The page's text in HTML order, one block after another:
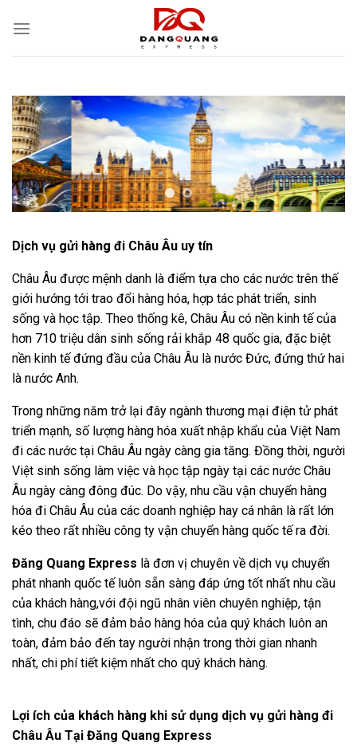
Dịch vụ gửi hàng đi Châu Âu uy tín
Châu Âu được mệnh danh là điểm tựa cho các nước trên thế
giới hướng tới trao đổi hàng hóa, hợp tác phát triển, sinh
sống và học tập. Theo thống kê, Châu Âu có nền kinh tế của
hơn 710 triệu dân sinh sống rải khắp 48 quốc gia, đặc biệt
nền kinh tế đứng đầu của Châu Âu là nước Đức, đứng thứ hai
là nước Anh.
Trong những năm trở lại đây ngành thương mại điện tử phát
triển mạnh, số lượng hàng hóa xuất nhập khẩu của Việt Nam
đi các nước tại Châu Âu ngày càng gia tăng. Đồng thời, người
Việt sinh sống làm việc và học tập ngày tại các nước Châu
Âu ngày càng đông đúc. Do vậy, nhu cầu vận chuyển hàng
hóa đi Châu Âu của các doanh nghiệp hay cá nhân là rất lớn
kéo theo rất nhiều công ty vận chuyển hàng quốc tế ra đời.
Đăng Quang Express là đơn vị chuyên về dịch vụ chuyển
phát nhanh quốc tế luôn sẵn sàng đáp ứng tốt nhất nhu cầu
của khách hàng,với đội ngũ nhân viên chuyên nghiệp, tận
tình, chu đáo sẽ đảm bảo hàng hóa của quý khách luôn an
toàn, đảm bảo đến tay người nhận trong thời gian nhanh
nhất, chi phí tiết kiệm nhất cho quý khách hàng.
Lợi ích của khách hàng khi sử dụng dịch vụ gửi hàng đi
Châu Âu Tại Đăng Quang Express